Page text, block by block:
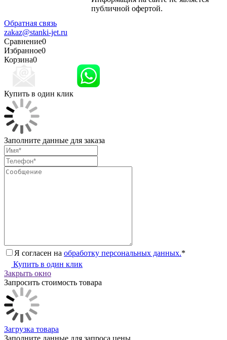
публичной офертой.
Обратная связь
zakaz@stanki-jet.ru
Сравнение0
Избранное0
Корзина0
Купить в один клик
Заполните данные для заказа
Я согласен на обработку персональных данных.*
Купить в один клик
Закрыть окно
Запросить стоимость товара
Загрузка товара
Заполните данные для запроса цены